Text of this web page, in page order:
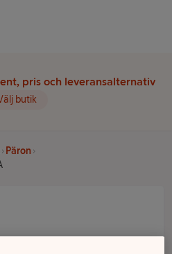
pris och leveransalternativ
butik
Päron